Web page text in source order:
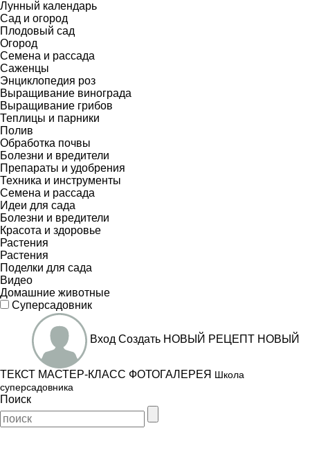
Лунный календарь
Сад и огород
Плодовый сад
Огород
Семена и рассада
Саженцы
Энциклопедия роз
Выращивание винограда
Выращивание грибов
Теплицы и парники
Полив
Обработка почвы
Болезни и вредители
Препараты и удобрения
Техника и инструменты
Семена и рассада
Идеи для сада
Болезни и вредители
Красота и здоровье
Растения
Растения
Поделки для сада
Видео
Домашние животные
Суперсадовник
Вход Создать НОВЫЙ РЕЦЕПТ НОВЫЙ
ТЕКСТ МАСТЕР-КЛАСС ФОТОГАЛЕРЕЯ Школа
суперсадовника
Поиск